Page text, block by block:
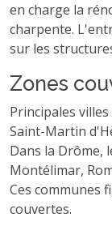
en charge la
charpente.
sur les
Zones
Principales
Saint-Martin
Dans la Drôme,
Montélimar,
Ces communes
couvertes.